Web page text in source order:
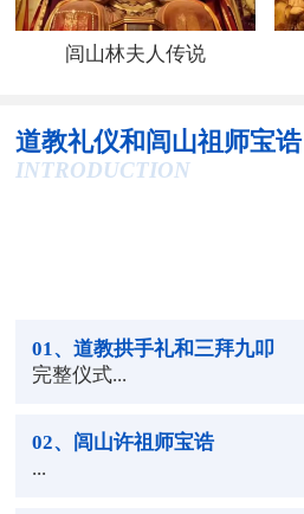
闾山林夫人传说
道教礼仪和闾山祖师宝诰
INTRODUCTION
01 、道教拱手礼和三拜九叩
完整仪式...
02、闾山许祖师宝诰
...